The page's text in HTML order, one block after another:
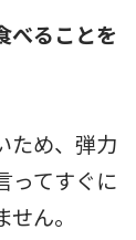
べることを
ため、弾力
ってすぐに
ん。